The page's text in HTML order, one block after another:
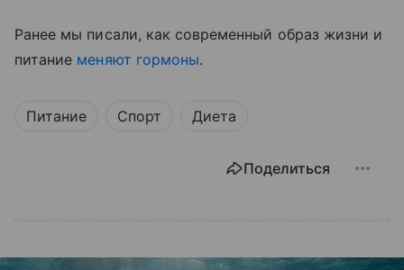
Ранее мы писали, как современный образ жизни и
питание меняют гормоны.
Питание Спорт Диета
Поделиться